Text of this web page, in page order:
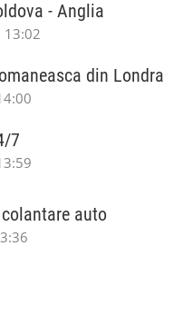
- Anglia
13:02
din Londra
7
auto